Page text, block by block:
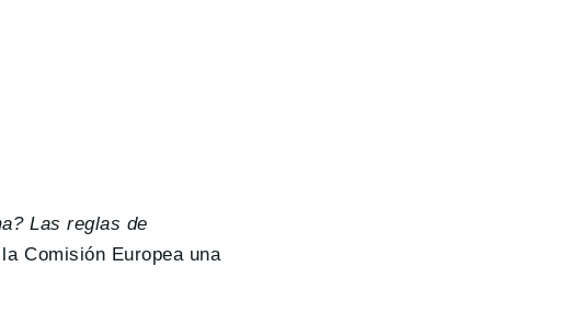
Las reglas de
Comisión Europea una